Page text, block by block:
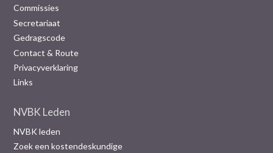
Commissies
Secretariaat
Gedragscode
Contact & Route
Privacyverklaring
Links
NVBK Leden
NVBK leden
Zoek een kostendeskundige